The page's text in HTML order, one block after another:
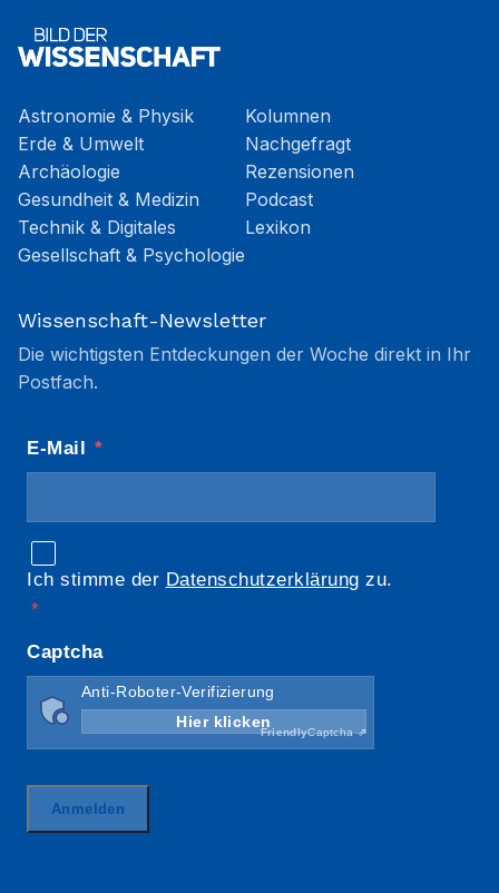
Astronomie & Physik
Erde & Umwelt
Archäologie
Gesundheit & Medizin
Technik & Digitales
Gesellschaft & Psychologie
Kolumnen
Nachgefragt
Rezensionen
Podcast
Lexikon
Wissenschaft-Newsletter
Die wichtigsten Entdeckungen der Woche direkt in Ihr
Postfach.